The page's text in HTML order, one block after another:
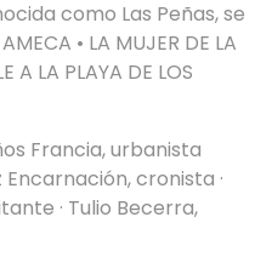
como Las Peñas, se
• LA MUJER DE LA
A LA PLAYA DE LOS
Francia, urbanista
cronista ·
· Tulio Becerra,